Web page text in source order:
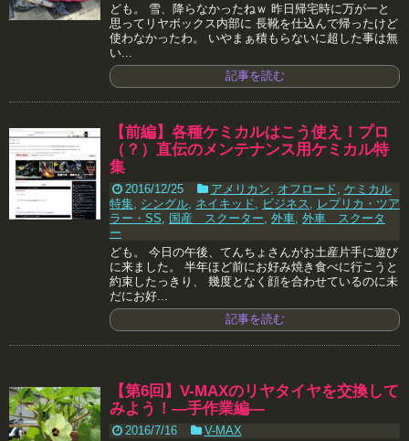
ども。 雪、降らなかったねｗ 昨日帰宅時に万が一と
思ってリヤボックス内部に 長靴を仕込んで帰ったけど
使わなかったわ。 いやまぁ積もらないに超した事は無
い...
記事を読む
【前編】各種ケミカルはこう使え！プロ
（？）直伝のメンテナンス用ケミカル特
集
2016/12/25 アメリカン オフロード ケミカル
特集 シングル ネイキッド ビジネス
レプリカ・ツア
ラー・SS
国産 スクーター 外車 外車 スクータ
ー
ども。 今日の午後、てんちょさんがお土産片手に遊び
に来ました。 半年ほど前にお好み焼き食べに行こうと
約束したっきり、 幾度となく顔を合わせているのに未
だにお好...
記事を読む
【第6回】V-MAXのリヤタイヤを交換して
みよう！―手作業編―
2016/7/16
V-MAX